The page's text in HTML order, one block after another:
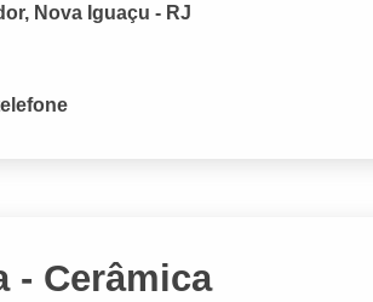
Nova Iguaçu - RJ
- Cerâmica